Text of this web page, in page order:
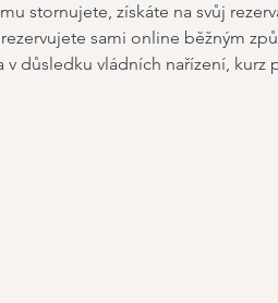
stornujete, získáte na svůj
sami online běžným
v důsledku vládních nařízení,